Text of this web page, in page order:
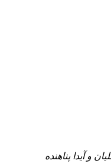
و آیدا پناهنده